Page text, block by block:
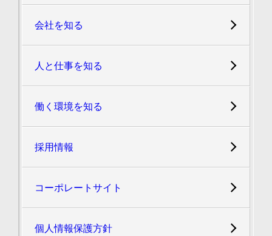
会社を知る
人と仕事を知る
働く環境を知る
採用情報
コーポレートサイト
個人情報保護方針